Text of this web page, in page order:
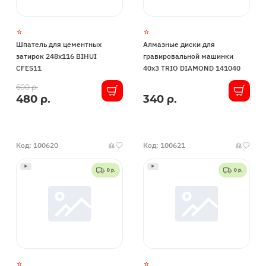
Шпатель для цементных
затирок 248х116 BIHUI
CFES11
В
наличии
480 р.
600 р.
Алмазные диски для
гравировальной машинки
40х3 TRIO DIAMOND 141040
В
340 р.
Код: 100620
0 р.
Код: 100621
0 р.